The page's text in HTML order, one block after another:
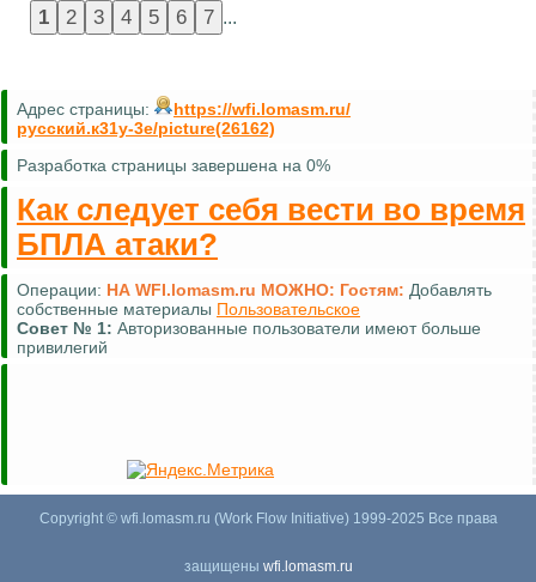
...
Адрес страницы:
https://wfi.lomasm.ru/
русский.к31у-3е/picture(26162)
Разработка страницы завершена на 0%
Как следует себя вести во время
БПЛА атаки?
Операции: НА WFI.lomasm.ru МОЖНО: Гостям:
Комментировать (почти везде)
Совет № 2: Для удобной навигации используйтекарту сайта
Copyright © wfi.lomasm.ru (Work Flow Initiative) 1999-2025 Все права
защищены wfi.lomasm.ru